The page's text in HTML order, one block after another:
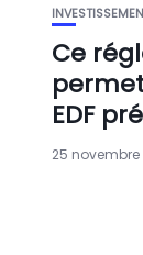
Ce
EDF
25 novembre